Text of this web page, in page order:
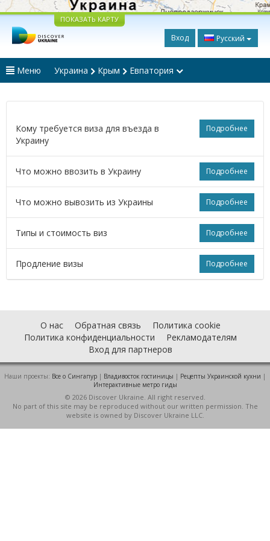
ПОКАЗАТЬ КАРТУ
Вход Русский
Меню Украина Крым Евпатория
Подробнее
Кому требуется виза для въезда в
Украину
Подробнее
Что можно ввозить в Украину
Подробнее
Что можно вывозить из Украины
Подробнее
Типы и стоимость виз
Подробнее
Продление визы
О нас Обратная связь
Политика cookie
Политика конфиденциальности
Рекламодателям
Вход для партнеров
Наши проекты: Все о Cингапур | Владивосток гостиницы | Рецепты Украинской кухни |
Интерактивные метро гиды
© 2026 Discover Ukraine. All right reserved.
No part of this site may be reproduced without our written permission. The
website is owned by Discover Ukraine LLC.